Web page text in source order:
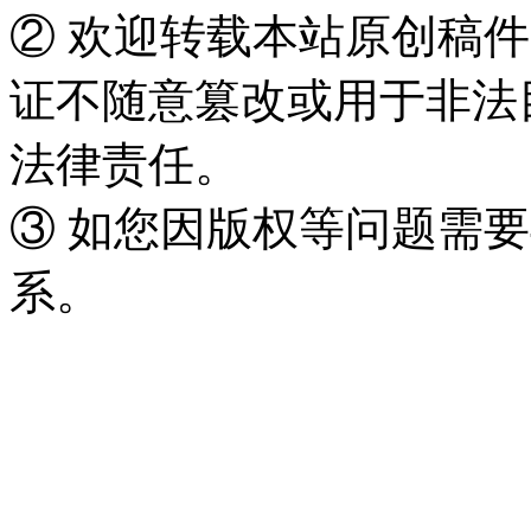
② 欢迎转载本站原创稿
证不随意篡改或用于非
法律责任。
③ 如您因版权等问题需
系。